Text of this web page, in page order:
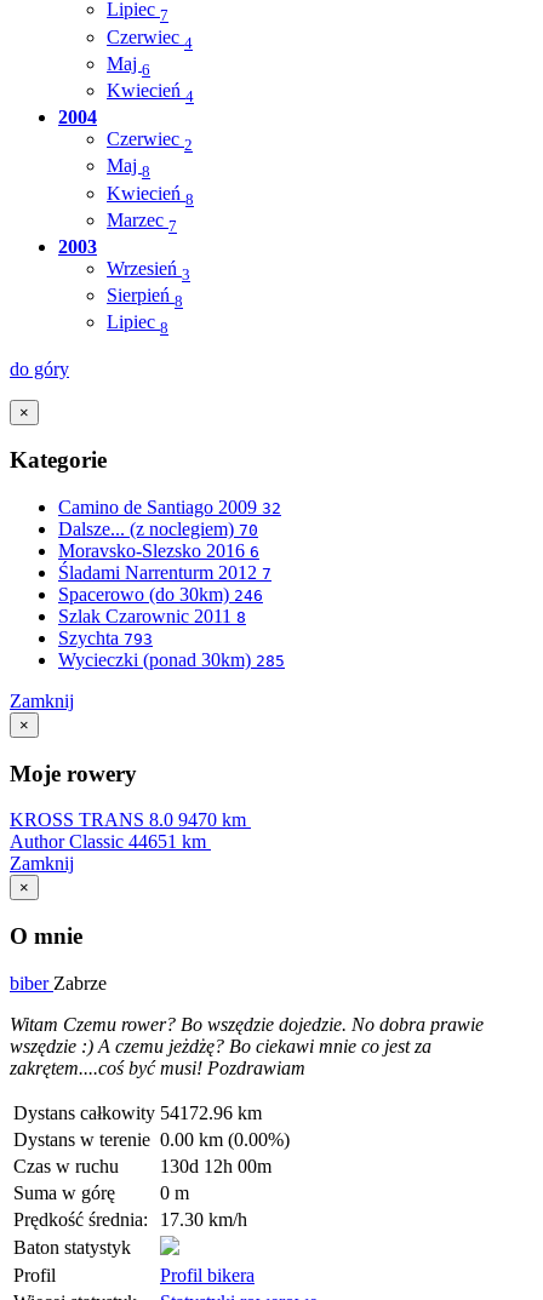
Lipiec 7
Czerwiec 4
Maj 6
Kwiecień 4
2004
Czerwiec 2
Maj 8
Kwiecień 8
Marzec 7
2003
Wrzesień 3
Sierpień 8
Lipiec 8
do góry
×
Kategorie
Camino de Santiago 2009 32
Dalsze... (z noclegiem) 70
Moravsko-Slezsko 2016 6
Śladami Narrenturm 2012 7
Spacerowo (do 30km) 246
Szlak Czarownic 2011 8
Szychta 793
Wycieczki (ponad 30km) 285
Zamknij
×
Moje rowery
KROSS TRANS 8.0 9470 km
Author Classic 44651 km
Zamknij
×
O mnie
biber Zabrze
Witam Czemu rower? Bo wszędzie dojedzie. No dobra prawie
wszędzie :) A czemu jeżdżę? Bo ciekawi mnie co jest za
zakrętem....coś być musi! Pozdrawiam
Dystans całkowity 54172.96 km
Dystans w terenie 0.00 km (0.00%)
Czas w ruchu
130d 12h 00m
Suma w górę
0 m
Prędkość średnia:
17.30 km/h
Baton statystyk
Profil
Profil bikera